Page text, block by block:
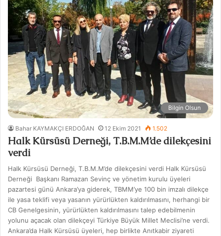
Bilgin Olsun
Bahar KAYMAKÇI ERDOĞAN 12 Ekim 2021 1.502
Halk Kürsüsü Derneği, T.B.M.M’de dilekçesini
verdi
Halk Kürsüsü Derneği, T.B.M.M’de dilekçesini verdi Halk Kürsüsü
Derneği Başkanı Ramazan Sevinç ve yönetim kurulu üyeleri
pazartesi günü Ankara’ya giderek, TBMM’ye 100 bin imzalı dilekçe
ile yasa teklifi veya yasanın yürürlükten kaldırılmasını, herhangi bir
CB Genelgesinin, yürürlükten kaldırılmasını talep edebilmenin
yolunu açacak olan dilekçeyi Türkiye Büyük Millet Meclisi’ne verdi.
Ankara’da Halk Kürsüsü üyeleri, hep birlikte Anıtkabir ziyareti